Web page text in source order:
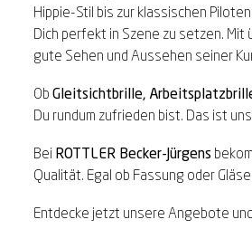
Hippie-Stil bis zur klassischen
Dich perfekt in Szene zu setzen. Mit
gute Sehen und Aussehen seiner
Ob Gleitsichtbrille,
Du rundum zufrieden bist. Das ist
Bei ROTTLER Becker-Jürgens
Qualität. Egal ob Fassung oder
Entdecke jetzt unsere Angebote